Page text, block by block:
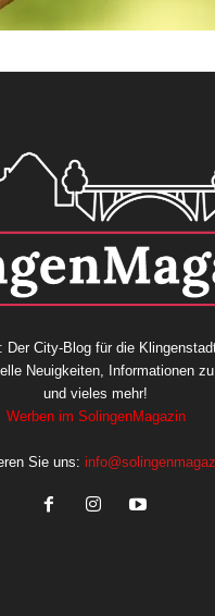
Der City-Blog für die
Neuigkeiten, Informationen
und vieles mehr!
Werben im SolingenMagazin
Sie uns: